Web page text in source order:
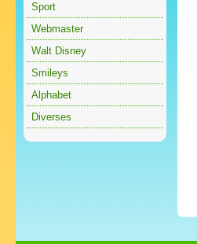
Sport
Webmaster
Walt Disney
Smileys
Alphabet
Diverses